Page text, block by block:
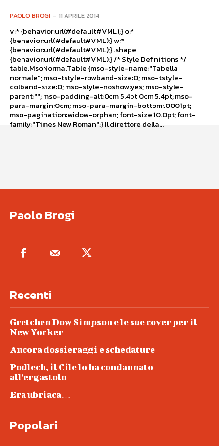
PAOLO BROGI - 11 APRILE 2014
v:* {behavior:url(#default#VML);} o:*
{behavior:url(#default#VML);} w:*
{behavior:url(#default#VML);} .shape
{behavior:url(#default#VML);} /* Style Definitions */
table.MsoNormalTable {mso-style-name:"Tabella
normale"; mso-tstyle-rowband-size:0; mso-tstyle-
colband-size:0; mso-style-noshow:yes; mso-style-
parent:""; mso-padding-alt:0cm 5.4pt 0cm 5.4pt; mso-
para-margin:0cm; mso-para-margin-bottom:.0001pt;
mso-pagination:widow-orphan; font-size:10.0pt; font-
family:"Times New Roman";} Il direttore della...
Paolo Brogi
Recenti
Gretchen Dow Simpson e le sue cover per il
New Yorker
Ancora dossieraggi e schedature
Podlech, il Cile lo ha condannato
all’ergastolo
Era ubriaca…
Popolari